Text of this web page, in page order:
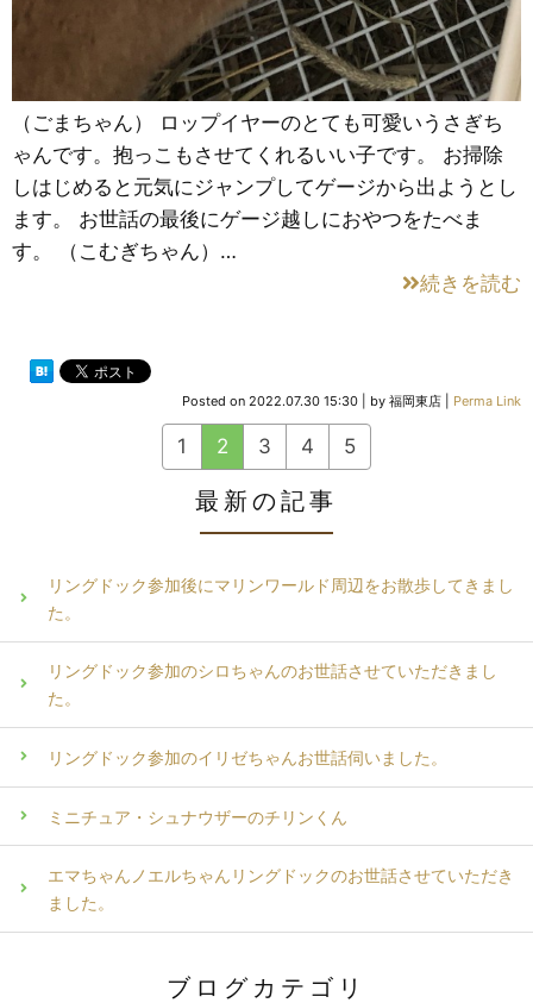
（ごまちゃん） ロップイヤーのとても可愛いうさぎち
ゃんです。抱っこもさせてくれるいい子です。 お掃除
しはじめると元気にジャンプしてゲージから出ようとし
ます。 お世話の最後にゲージ越しにおやつをたべま
す。 （こむぎちゃん）…
続きを読む
Posted on 2022.07.30 15:30 by 福岡東店 Perma Link
1 2 3 4 5
最新の記事
リングドック参加後にマリンワールド周辺をお散歩してきまし
た。
リングドック参加のシロちゃんのお世話させていただきまし
た。
リングドック参加のイリゼちゃんお世話伺いました。
ミニチュア・シュナウザーのチリンくん
エマちゃんノエルちゃんリングドックのお世話させていただき
ました。
ブログカテゴリ